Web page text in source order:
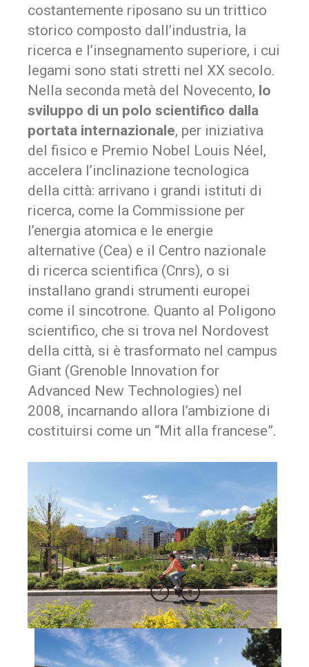
costantemente riposano su un trittico
storico composto dall’industria, la
ricerca e l’insegnamento superiore, i cui
legami sono stati stretti nel XX secolo.
Nella seconda metà del Novecento, lo
sviluppo di un polo scientifico dalla
portata internazionale, per iniziativa
del fisico e Premio Nobel Louis Néel,
accelera l’inclinazione tecnologica
della città: arrivano i grandi istituti di
ricerca, come la Commissione per
l’energia atomica e le energie
alternative (Cea) e il Centro nazionale
di ricerca scientifica (Cnrs), o si
installano grandi strumenti europei
come il sincotrone. Quanto al Poligono
scientifico, che si trova nel Nordovest
della città, si è trasformato nel campus
Giant (Grenoble Innovation for
Advanced New Technologies) nel
2008, incarnando allora l’ambizione di
costituirsi come un “Mit alla francese”.